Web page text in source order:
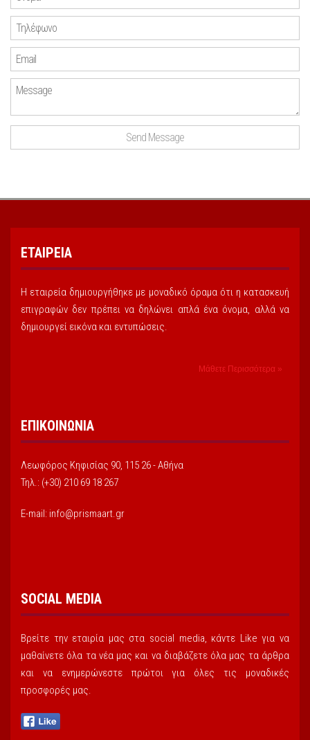
ΕΤΑΙΡΕΙΑ
Η εταιρεία δημιουργήθηκε με μοναδικό όραμα ότι η κατασκευή
επιγραφών δεν πρέπει να δηλώνει απλά ένα όνομα, αλλά να
δημιουργεί εικόνα και εντυπώσεις.
Μάθετε Περισσότερα »
ΕΠΙΚΟΙΝΩΝΙΑ
Λεωφόρος Κηφισίας 90, 115 26 - Αθήνα
Τηλ.: (+30) 210 69 18 267
E-mail: info@prismaart.gr
SOCIAL MEDIA
Βρείτε την εταιρία μας στα social media, κάντε Like για να
μαθαίνετε όλα τα νέα μας και να διαβάζετε όλα μας τα άρθρα
και να ενημερώνεστε πρώτοι για όλες τις μοναδικές
προσφορές μας.